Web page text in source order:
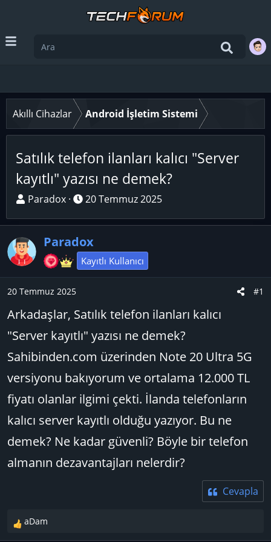
Akıllı Cihazlar Android İşletim Sistemi
Satılık telefon ilanları kalıcı "Server
kayıtlı" yazısı ne demek?
K
n
u
y
ş
a
t
a
Paradox
B
ş
l
a
n
ç
t
r
i
h
i
20 Temmuz 2025
Paradox
Kayıtlı Kullanıcı
20 Temmuz 2025 #1
Arkadaşlar, Satılık telefon ilanları kalıcı
"Server kayıtlı" yazısı ne demek?
Sahibinden.com üzerinden Note 20 Ultra 5G
versiyonu bakıyorum ve ortalama 12.000 TL
fiyatı olanlar ilgimi çekti. İlanda telefonların
kalıcı server kayıtlı olduğu yazıyor. Bu ne
demek? Ne kadar güvenli? Böyle bir telefon
almanın dezavantajları nelerdir?
Cevapla
T
e
aDam